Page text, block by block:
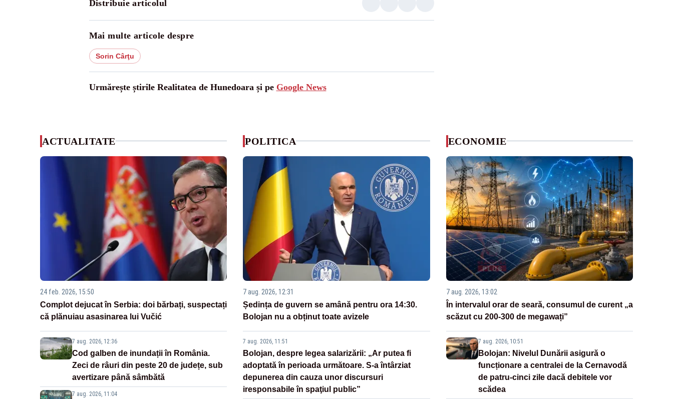
Distribuie articolul
Mai multe articole despre
Sorin Cârţu
Urmărește știrile Realitatea de Hunedoara și pe Google News
ACTUALITATE
24 feb. 2026, 15:50
Complot dejucat în Serbia: doi bărbați, suspectați
că plănuiau asasinarea lui Vučić
7 aug. 2026, 12:36
Cod galben de inundații în România.
Zeci de râuri din peste 20 de județe, sub
avertizare până sâmbătă
7 aug. 2026, 11:04
POLITICA
7 aug. 2026, 12:31
Ședința de guvern se amână pentru ora 14:30.
Bolojan nu a obținut toate avizele
7 aug. 2026, 11:51
Bolojan, despre legea salarizării: „Ar putea fi
adoptată în perioada următoare. S-a întârziat
depunerea din cauza unor discursuri
iresponsabile în spaţiul public”
ECONOMIE
7 aug. 2026, 13:02
În intervalul orar de seară, consumul de curent „a
scăzut cu 200-300 de megawați”
7 aug. 2026, 10:51
Bolojan: Nivelul Dunării asigură o
funcționare a centralei de la Cernavodă
de patru-cinci zile dacă debitele vor
scădea